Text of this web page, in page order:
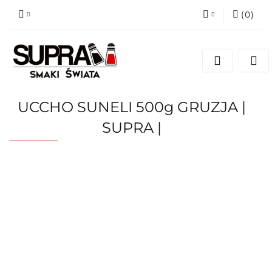
(0)
UCCHO SUNELI 500g GRUZJA |
SUPRA |